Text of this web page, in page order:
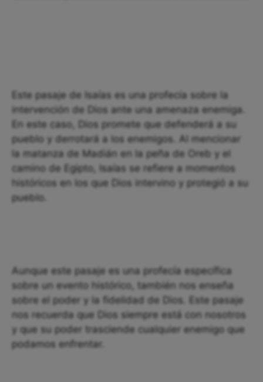
Este pasaje de Isaías es una profecía sobre la
intervención de Dios ante una amenaza enemiga.
En este caso, Dios promete que defenderá a su
pueblo y derrotará a los enemigos. Al mencionar
la matanza de Madián en la peña de Oreb y el
camino de Egipto, Isaías se refiere a momentos
históricos en los que Dios intervino y protegió a su
pueblo.
Aunque este pasaje es una profecía específica
sobre un evento histórico, también nos enseña
sobre el poder y la fidelidad de Dios. Este pasaje
nos recuerda que Dios siempre está con nosotros
y que su poder trasciende cualquier enemigo que
podamos enfrentar.